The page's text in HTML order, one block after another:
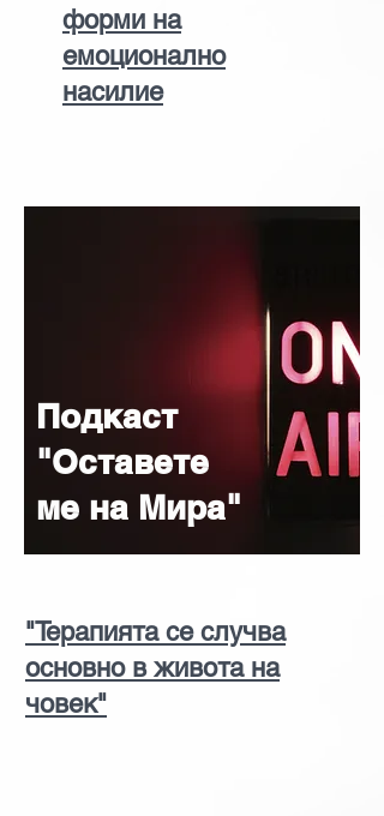
форми на
емоционално
насилие
Подкаст
"Оставете
ме на Мира"
"Терапията се случва
основно в живота на
човек"